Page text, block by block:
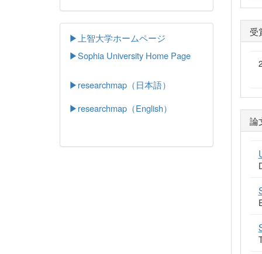
受
論
▶上智大学ホームページ
▶Sophia University Home Page
▶researchmap（日本語）
▶researchmap（English）